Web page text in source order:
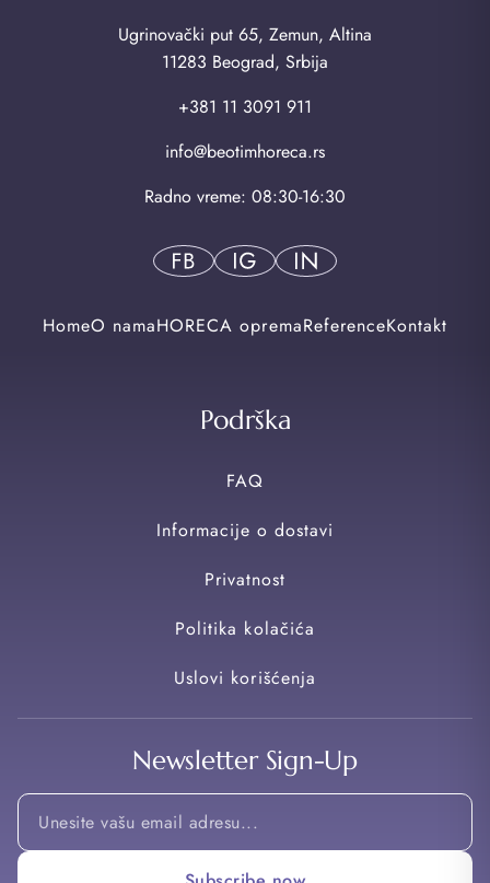
Ugrinovački put 65, Zemun, Altina
11283 Beograd, Srbija
+381 11 3091 911
info@beotimhoreca.rs
Radno vreme: 08:30-16:30
HomeO namaHORECA opremaReferenceKontakt
Podrška
FAQ
Informacije o dostavi
Privatnost
Politika kolačića
Uslovi korišćenja
Newsletter Sign-Up
Email
Email